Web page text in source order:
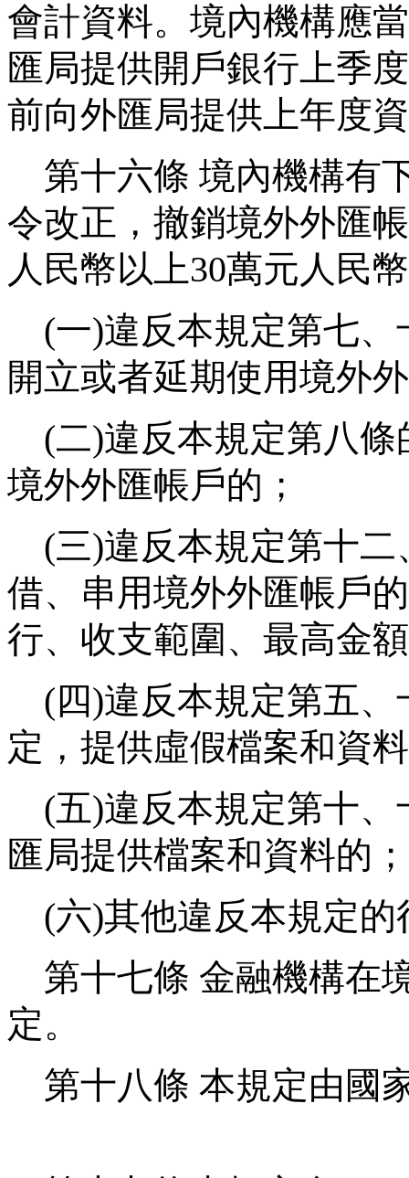
會計資料。境內機構應
匯局提供開戶銀行上季
前向外匯局提供上年度
第十六條 境內機構有
令改正，撤銷境外外匯
人民幣以上30萬元人民
(一)違反本規定第七
開立或者延期使用境外
(二)違反本規定第八
境外外匯帳戶的；
(三)違反本規定第十
借、串用境外外匯帳戶
行、收支範圍、最高金
(四)違反本規定第五
定，提供虛假檔案和資
(五)違反本規定第十
匯局提供檔案和資料的；
(六)其他違反本規定的
第十七條 金融機構在
定。
第十八條 本規定由國